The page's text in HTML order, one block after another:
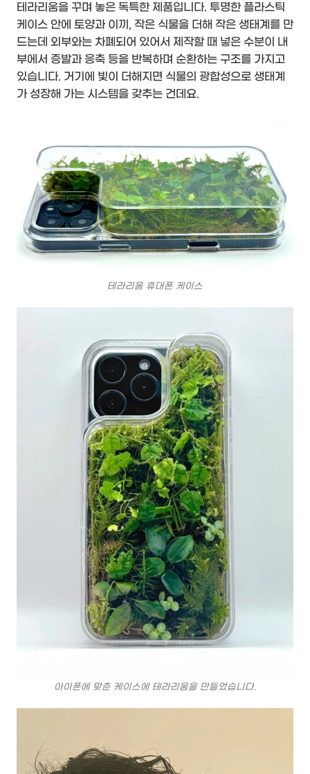
테라리움을 꾸며 놓은 독특한 제품입니다. 투명한 플라스틱
케이스 안에 토양과 이끼, 작은 식물을 더해 작은 생태계를 만
드는데 외부와는 차폐되어 있어서 제작할 때 넣은 수분이 내
부에서 증발과 응축 등을 반복하며 순환하는 구조를 가지고
있습니다. 거기에 빛이 더해지면 식물의 광합성으로 생태계
가 성장해 가는 시스템을 갖추는 건데요.
테라리움 휴대폰 케이스
아이폰에 맞춘 케이스에 테라리움을 만들었습니다.